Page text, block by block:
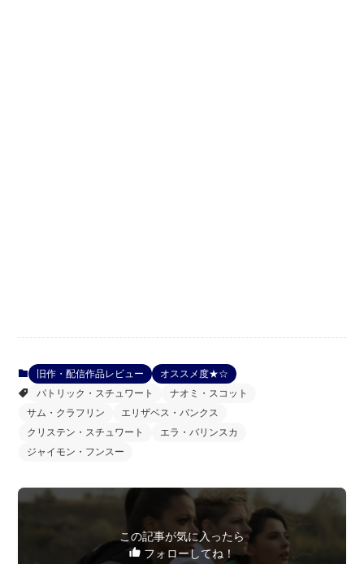
旧作・配信作品レビュー
オススメ度★☆
パトリック・スチュワート
ナオミ・スコット
サム・クラフリン
エリザベス・バンクス
クリステン・スチュワート
エラ・バリンスカ
ジャイモン・フンスー
この記事が気に入ったら
フォローしてね！